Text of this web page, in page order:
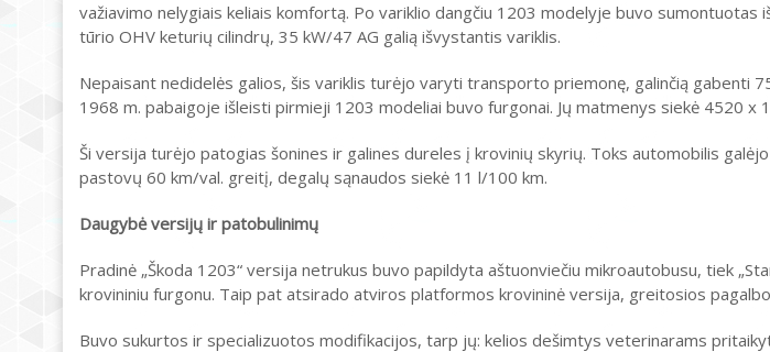
važiavimo nelygiais keliais komfortą. Po variklio dangčiu 1203 modelyje buvo sumontuotas
tūrio OHV keturių cilindrų, 35 kW/47 AG galią išvystantis variklis.
Nepaisant nedidelės galios, šis variklis turėjo varyti transporto priemonę, galinčią gabenti
1968 m. pabaigoje išleisti pirmieji 1203 modeliai buvo furgonai. Jų matmenys siekė 4520 x
Ši versija turėjo patogias šonines ir galines dureles į krovinių skyrių. Toks automobilis
pastovų 60 km/val. greitį, degalų sąnaudos siekė 11 l/100 km.
Daugybė versijų ir patobulinimų
Pradinė „Škoda 1203“ versija netrukus buvo papildyta aštuonviečiu mikroautobusu, tiek
krovininiu furgonu. Taip pat atsirado atviros platformos krovininė versija, greitosios
Buvo sukurtos ir specializuotos modifikacijos, tarp jų: kelios dešimtys veterinarams